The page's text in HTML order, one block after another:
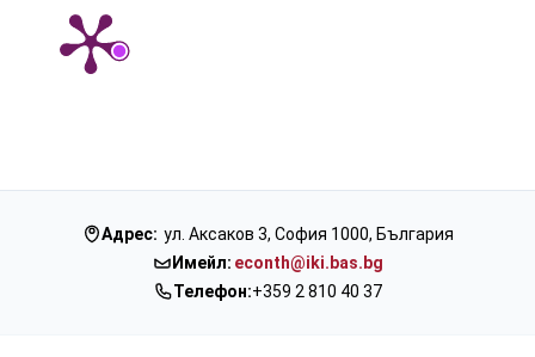
Адрес: ул. Аксаков 3, София 1000, България
Имейл: econth@iki.bas.bg
Телефон:+359 2 810 40 37